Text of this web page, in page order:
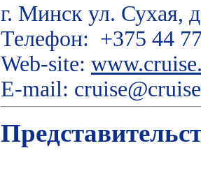
г. Минск ул. Сухая,
Телефон: +375 44
Web-site:
E-mail: